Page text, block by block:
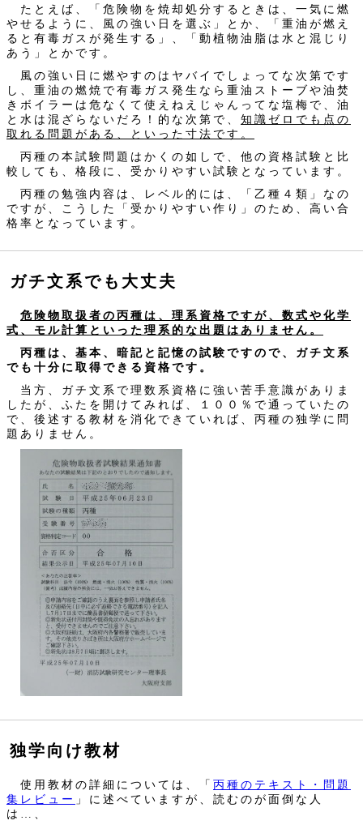
たとえば、「危険物を焼却処分するときは、一気に燃
やせるように、風の強い日を選ぶ」とか、「重油が燃え
ると有毒ガスが発生する」、「動植物油脂は水と混じり
あう」とかです。
風の強い日に燃やすのはヤバイでしょってな次第です
し、重油の燃焼で有毒ガス発生なら重油ストーブや油焚
きボイラーは危なくて使えねえじゃんってな塩梅で、油
と水は混ざらないだろ！的な次第で、 知識ゼロでも点の
取れる問題がある、といった寸法です。
丙種の本試験問題はかくの如しで、他の資格試験と比
較しても、格段に、受かりやすい試験となっています。
丙種の勉強内容は、レベル的には、「乙種４類」なの
ですが、こうした「受かりやすい作り」のため、高い合
格率となっています。
ガチ文系でも大丈夫
危険物取扱者の丙種は、理系資格ですが、数式や化学
式、モル計算といった理系的な出題はありません。
丙種は、基本、暗記と記憶の試験ですので、ガチ文系
でも十分に取得できる資格です。
当方、ガチ文系で理数系資格に強い苦手意識がありま
したが、ふたを開けてみれば、１００％で通っていたの
で、後述する教材を消化できていれば、丙種の独学に問
題ありません。
独学向け教材
使用教材の詳細については、「 丙種のテキスト・問題
集レビュー 」に述べていますが、読むのが面倒な人
は…、